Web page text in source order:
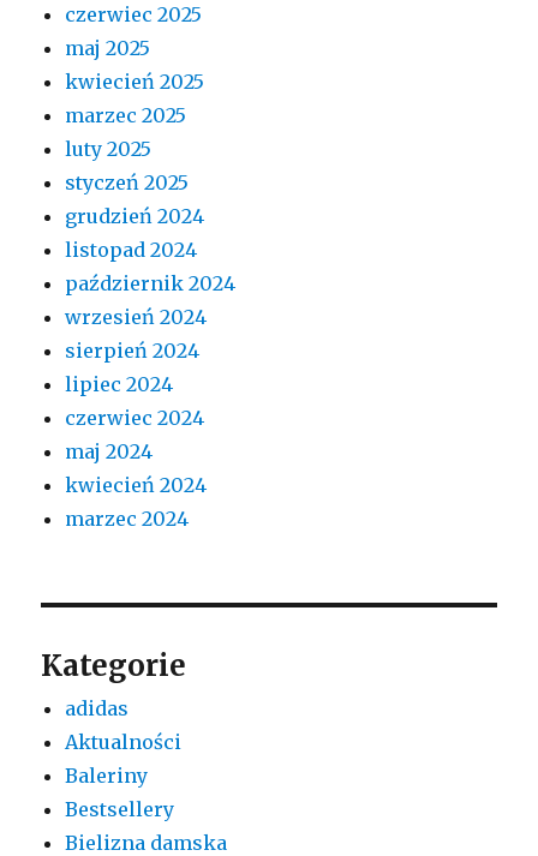
czerwiec 2025
maj 2025
kwiecień 2025
marzec 2025
luty 2025
styczeń 2025
grudzień 2024
listopad 2024
październik 2024
wrzesień 2024
sierpień 2024
lipiec 2024
czerwiec 2024
maj 2024
kwiecień 2024
marzec 2024
Kategorie
adidas
Aktualności
Baleriny
Bestsellery
Bielizna damska